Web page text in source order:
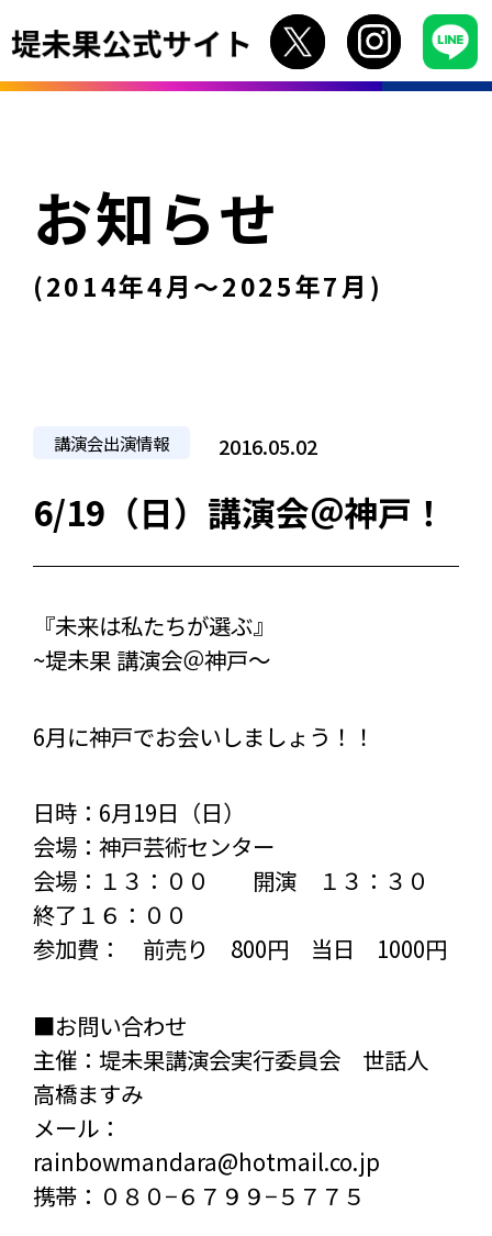
お知らせ
(2014年4月〜2025年7月)
講演会出演情報 2016.05.02
6/19（日）講演会＠神戸！
『未来は私たちが選ぶ』
~堤未果 講演会＠神戸〜
6月に神戸でお会いしましょう！！
日時：6月19日（日）
会場：神戸芸術センター
会場：１３：００ 開演 １３：３０
終了１６：００
参加費： 前売り 800円 当日 1000円
■お問い合わせ
主催：堤未果講演会実行委員会 世話人
高橋ますみ
メール：
rainbowmandara@hotmail.co.jp
携帯：０８０−６７９９−５７７５